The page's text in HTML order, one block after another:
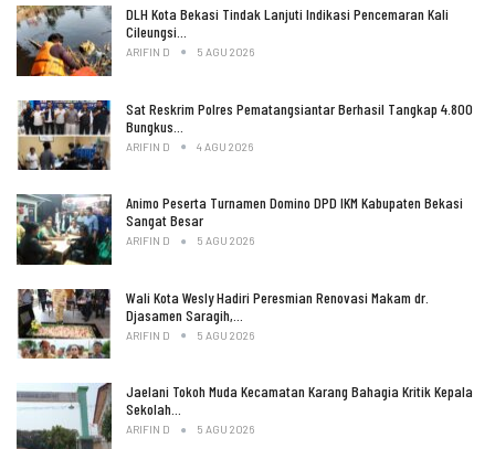
DLH Kota Bekasi Tindak Lanjuti Indikasi Pencemaran Kali
Cileungsi…
ARIFIN D 5 AGU 2026
Sat Reskrim Polres Pematangsiantar Berhasil Tangkap 4.800
Bungkus…
ARIFIN D 4 AGU 2026
Animo Peserta Turnamen Domino DPD IKM Kabupaten Bekasi
Sangat Besar
ARIFIN D 5 AGU 2026
Wali Kota Wesly Hadiri Peresmian Renovasi Makam dr.
Djasamen Saragih,…
ARIFIN D 5 AGU 2026
Jaelani Tokoh Muda Kecamatan Karang Bahagia Kritik Kepala
Sekolah…
ARIFIN D 5 AGU 2026